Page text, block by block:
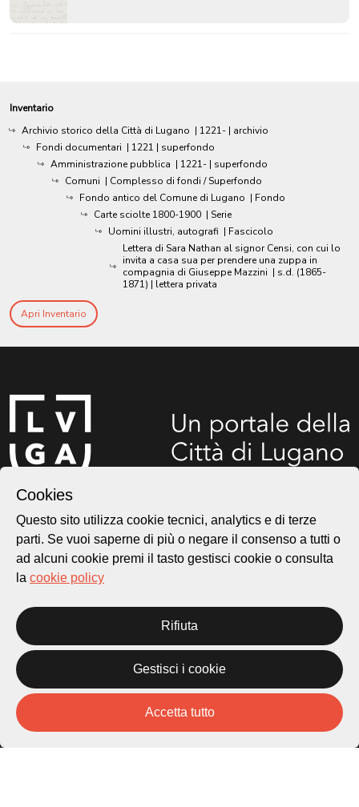
Inventario
Archivio storico della Città di Lugano | 1221- | archivio
Fondi documentari | 1221 | superfondo
Amministrazione pubblica | 1221- | superfondo
Comuni | Complesso di fondi / Superfondo
Fondo antico del Comune di Lugano | Fondo
Carte sciolte 1800-1900 | Serie
Uomini illustri, autografi | Fascicolo
Lettera di Sara Nathan al signor Censi, con cui lo
invita a casa sua per prendere una zuppa in
compagnia di Giuseppe Mazzini | s.d. (1865-
1871) | lettera privata
Apri Inventario
Città di Lugano
Cultura
6976 Castagnola
Archivio Lugano © 2026
Per informazioni:
t. +41 58 866 68 50
Cookies
Questo sito utilizza cookie tecnici, analytics e di terze
parti. Se vuoi saperne di più o negare il consenso a tutti o
ad alcuni cookie premi il tasto gestisci cookie o consulta
la cookie policy
Rifiuta
Gestisci i cookie
Accetta tutto